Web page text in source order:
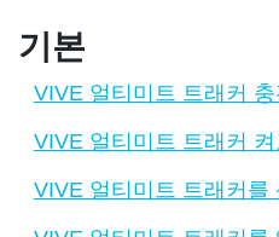
기본
VIVE 얼티미트 트래커 충
VIVE 얼티미트 트래커 켜
VIVE 얼티미트 트래커를